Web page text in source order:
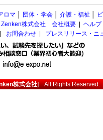
ロマ 団体・学会 介護・福祉
Zenken株式会社 会社概要
ヘルプ
お問合わせ プレスリリース・ニ
株式会社] All Rights Reserved.